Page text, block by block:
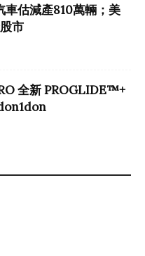
車估減產810萬輛；美
市
全新 PROGLIDE™+